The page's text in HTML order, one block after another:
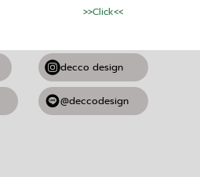
>>Click<<
decco design
@deccodesign